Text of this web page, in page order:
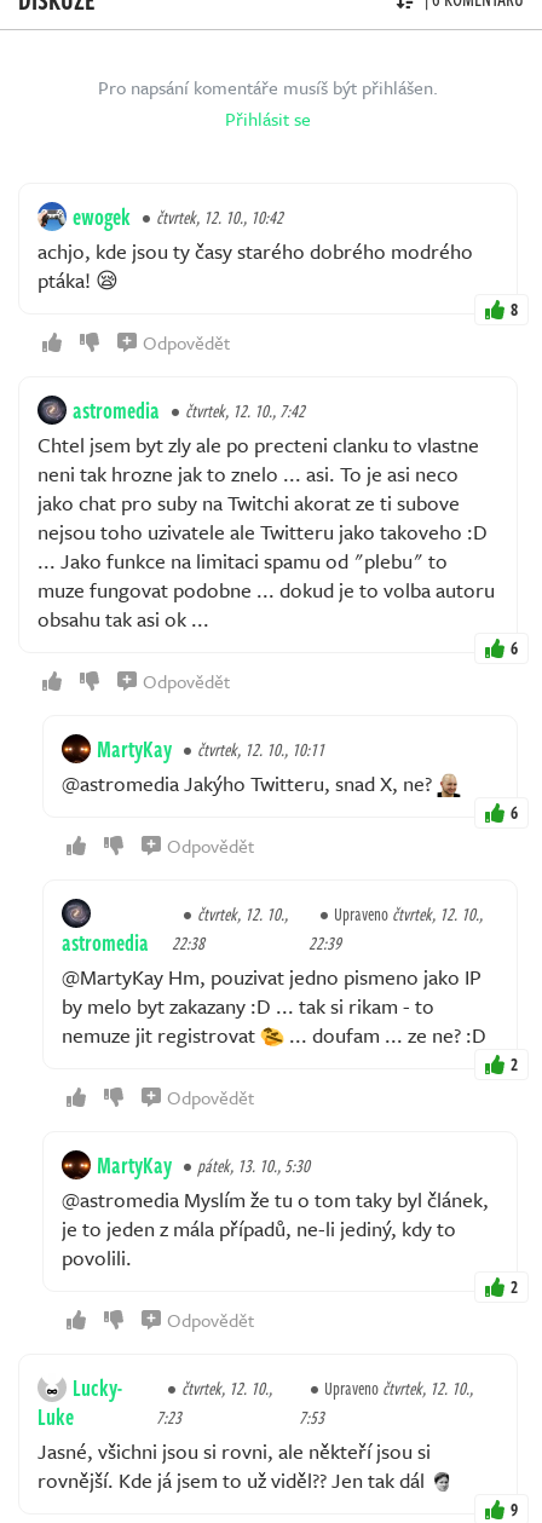
Pro napsání komentáře musíš být přihlášen.
Přihlásit se
ewogek čtvrtek, 12. 10., 10:42
achjo, kde jsou ty časy starého dobrého modrého
ptáka! 😪
8
Odpovědět
astromedia čtvrtek, 12. 10., 7:42
Chtel jsem byt zly ale po precteni clanku to vlastne
neni tak hrozne jak to znelo ... asi. To je asi neco
jako chat pro suby na Twitchi akorat ze ti subove
nejsou toho uzivatele ale Twitteru jako takoveho :D
... Jako funkce na limitaci spamu od "plebu" to
muze fungovat podobne ... dokud je to volba autoru
obsahu tak asi ok ...
6
Odpovědět
MartyKay čtvrtek, 12. 10., 10:11
@astromedia Jakýho Twitteru, snad X, ne?
6
Odpovědět
astromedia
čtvrtek, 12. 10.,
22:38
Upravenočtvrtek, 12. 10.,
22:39
@MartyKay Hm, pouzivat jedno pismeno jako IP
by melo byt zakazany :D ... tak si rikam - to
nemuze jit registrovat
... doufam ... ze ne? :D
2
Odpovědět
MartyKay pátek, 13. 10., 5:30
@astromedia Myslím že tu o tom taky byl článek,
je to jeden z mála případů, ne-li jediný, kdy to
povolili.
2
Odpovědět
Lucky-
Luke
čtvrtek, 12. 10.,
7:23
Upravenočtvrtek, 12. 10.,
7:53
Jasné, všichni jsou si rovni, ale někteří jsou si
rovnější. Kde já jsem to už viděl?? Jen tak dál
9